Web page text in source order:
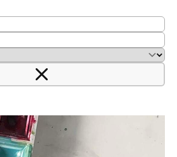
ZURÜCKSETZEN